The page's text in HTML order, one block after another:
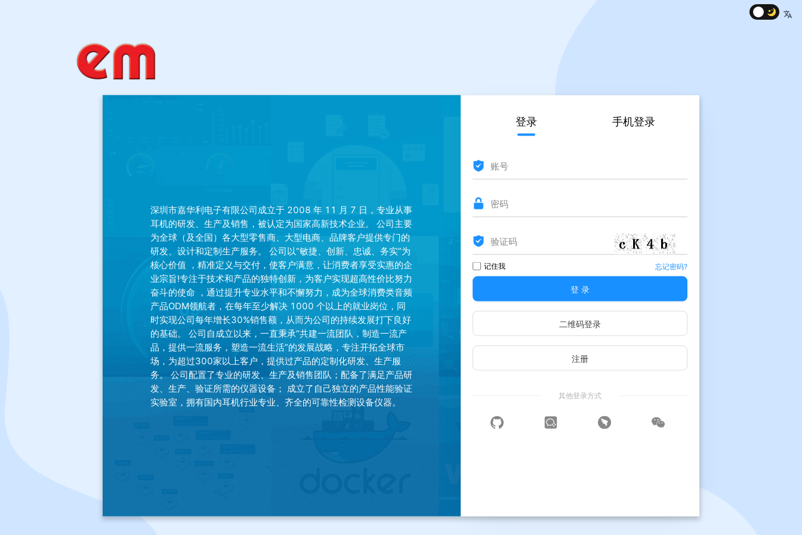
%
深圳市嘉华利电子有限公司成立于 2008 年 11 月 7 日，专业从事
耳机的研发、生产及销售，被认定为国家高新技术企业。 公司主要
为全球（及全国）各大型零售商、大型电商、品牌客户提供专门的
研发、设计和定制生产服务。 公司以“敏捷、创新、忠诚、务实”为
核心价值 ，精准定义与交付，使客户满意，让消费者享受实惠的企
业宗旨!专注于技术和产品的独特创新，为客户实现超高性价比努力
奋斗的使命 ，通过提升专业水平和不懈努力，成为全球消费类音频
产品ODM领航者，在每年至少解决 1000 个以上的就业岗位，同
时实现公司每年增长30%销售额，从而为公司的持续发展打下良好
的基础。 公司自成立以来，一直秉承“共建一流团队，制造一流产
品，提供一流服务，塑造一流生活”的发展战略，专注开拓全球市
场，为超过300家以上客户，提供过产品的定制化研发、生产服
务。 公司配置了专业的研发、生产及销售团队；配备了满足产品研
发、生产、验证所需的仪器设备； 成立了自己独立的产品性能验证
实验室，拥有国内耳机行业专业、齐全的可靠性检测设备仪器。
登录 手机登录
记住我 忘记密码?
登 录
二维码登录
注册
其他登录方式